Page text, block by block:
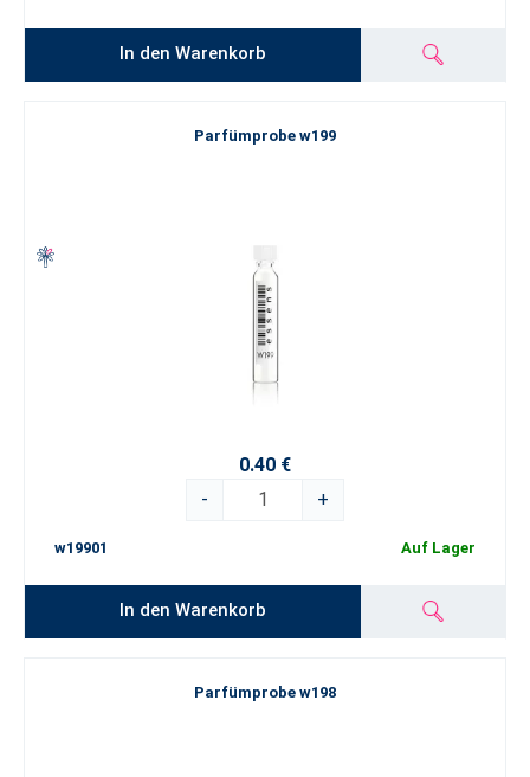
In den Warenkorb
Parfümprobe w199
0.40 €
-
+
w19901 Auf Lager
In den Warenkorb
Parfümprobe w198